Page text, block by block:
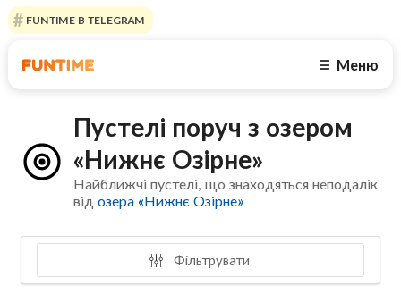
FUNTIME В TELEGRAM
☰ Меню
Пустелі поруч з озером
«Нижнє Озірне»
Найближчі пустелі, що знаходяться неподалік
відозера «Нижнє Озірне»
Фільтрувати